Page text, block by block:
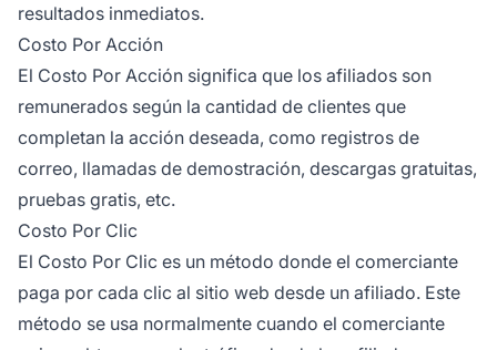
resultados inmediatos.
Costo Por Acción
El Costo Por Acción significa que los afiliados son
remunerados según la cantidad de clientes que
completan la acción deseada, como registros de
correo, llamadas de demostración, descargas gratuitas,
pruebas gratis, etc.
Costo Por Clic
El Costo Por Clic es un método donde el comerciante
paga por cada clic al sitio web desde un afiliado. Este
método se usa normalmente cuando el comerciante